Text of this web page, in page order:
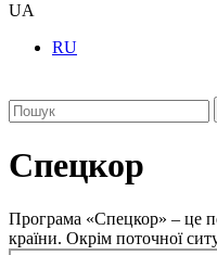
UA
RU
Спецкор
Програма «Спецкор» – це
країни. Окрім поточної